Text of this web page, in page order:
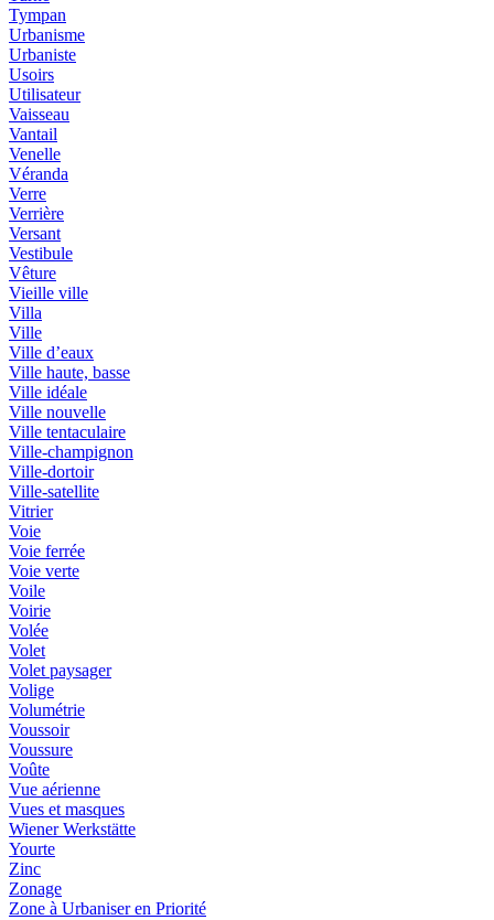
Tympan
Urbanisme
Urbaniste
Usoirs
Utilisateur
Vaisseau
Vantail
Venelle
Véranda
Verre
Verrière
Versant
Vestibule
Vêture
Vieille ville
Villa
Ville
Ville d’eaux
Ville haute, basse
Ville idéale
Ville nouvelle
Ville tentaculaire
Ville-champignon
Ville-dortoir
Ville-satellite
Vitrier
Voie
Voie ferrée
Voie verte
Voile
Voirie
Volée
Volet
Volet paysager
Volige
Volumétrie
Voussoir
Voussure
Voûte
Vue aérienne
Vues et masques
Wiener Werkstätte
Yourte
Zinc
Zonage
Zone à Urbaniser en Priorité